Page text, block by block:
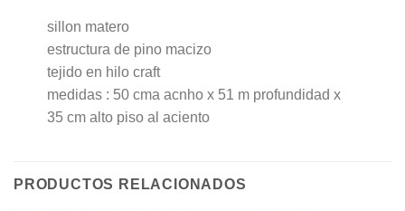
sillon matero
estructura de pino macizo
tejido en hilo craft
medidas : 50 cma acnho x 51 m profundidad x
35 cm alto piso al aciento
PRODUCTOS RELACIONADOS